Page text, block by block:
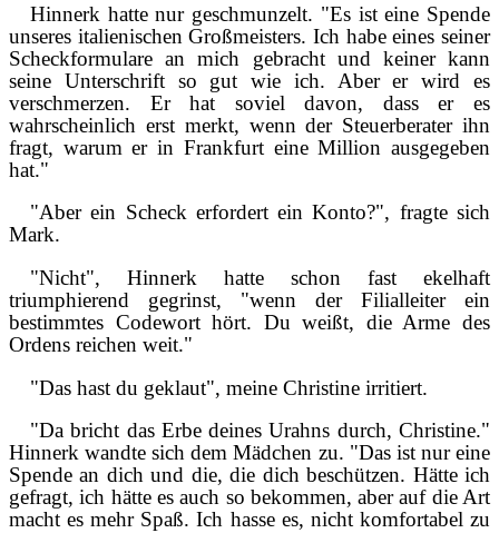
Hinnerk hatte nur geschmunzelt. "Es ist eine Spende
unseres italienischen Großmeisters. Ich habe eines seiner
Scheckformulare an mich gebracht und keiner kann
seine Unterschrift so gut wie ich. Aber er wird es
verschmerzen. Er hat soviel davon, dass er es
wahrscheinlich erst merkt, wenn der Steuerberater ihn
fragt, warum er in Frankfurt eine Million ausgegeben
hat."
"Aber ein Scheck erfordert ein Konto?", fragte sich
Mark.
"Nicht", Hinnerk hatte schon fast ekelhaft
triumphierend gegrinst, "wenn der Filialleiter ein
bestimmtes Codewort hört. Du weißt, die Arme des
Ordens reichen weit."
"Das hast du geklaut", meine Christine irritiert.
"Da bricht das Erbe deines Urahns durch, Christine."
Hinnerk wandte sich dem Mädchen zu. "Das ist nur eine
Spende an dich und die, die dich beschützen. Hätte ich
gefragt, ich hätte es auch so bekommen, aber auf die Art
macht es mehr Spaß. Ich hasse es, nicht komfortabel zu